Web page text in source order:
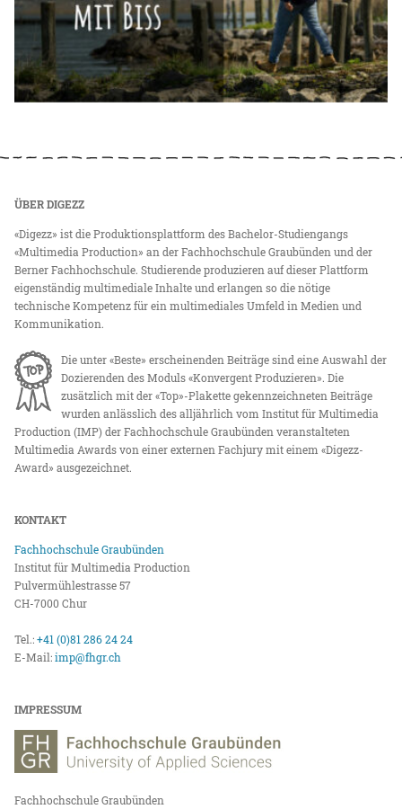
ÜBER DIGEZZ
«Digezz» ist die Produktionsplattform des Bachelor-Studiengangs
«Multimedia Production» an der Fachhochschule Graubünden und der
Berner Fachhochschule. Studierende produzieren auf dieser Plattform
eigenständig multimediale Inhalte und erlangen so die nötige
technische Kompetenz für ein multimediales Umfeld in Medien und
Kommunikation.
Die unter «Beste» erscheinenden Beiträge sind eine Auswahl der
Dozierenden des Moduls «Konvergent Produzieren». Die
zusätzlich mit der «Top»-Plakette gekennzeichneten Beiträge
wurden anlässlich des alljährlich vom Institut für Multimedia
Production (IMP) der Fachhochschule Graubünden veranstalteten
Multimedia Awards von einer externen Fachjury mit einem «Digezz-
Award» ausgezeichnet.
KONTAKT
Fachhochschule Graubünden
Institut für Multimedia Production
Pulvermühlestrasse 57
CH-7000 Chur
Tel.:+41 (0)81 286 24 24
E-Mail:imp@fhgr.ch
IMPRESSUM
Fachhochschule Graubünden